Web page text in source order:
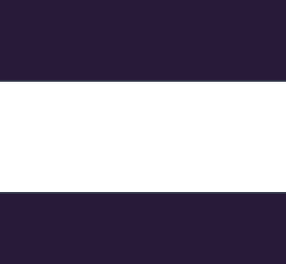
un proceso fácil: hay diferentes